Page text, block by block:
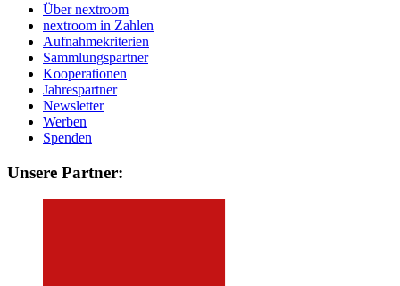
Über nextroom
nextroom in Zahlen
Aufnahmekriterien
Sammlungspartner
Kooperationen
Jahrespartner
Newsletter
Werben
Spenden
Unsere Partner: